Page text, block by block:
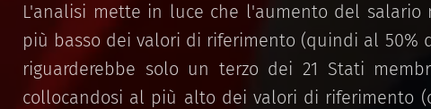
L'analisi mette in luce che l'aumento del
più basso dei valori di riferimento (quindi al 50%
riguarderebbe solo un terzo dei 21 Stati
collocandosi al più alto dei valori di riferimento